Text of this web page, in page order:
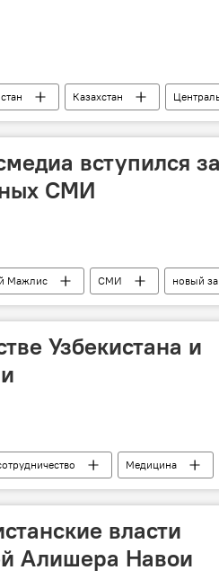
Казахстан
вступился за
СМИ
Мажлис СМИ новый
Узбекистана и
Медицина
власти
Алишера Навои